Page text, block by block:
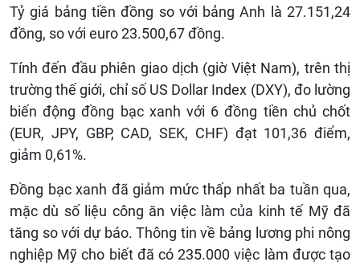
Tỷ giá bảng tiền đồng so với bảng Anh là 27.151,24
đồng, so với euro 23.500,67 đồng.
Tính đến đầu phiên giao dịch (giờ Việt Nam), trên thị
trường thế giới, chỉ số US Dollar Index (DXY), đo lường
biến động đồng bạc xanh với 6 đồng tiền chủ chốt
(EUR, JPY, GBP, CAD, SEK, CHF) đạt 101,36 điểm,
giảm 0,61%.
Đồng bạc xanh đã giảm mức thấp nhất ba tuần qua,
mặc dù số liệu công ăn việc làm của kinh tế Mỹ đã
tăng so với dự báo. Thông tin về bảng lương phi nông
nghiệp Mỹ cho biết đã có 235.000 việc làm được tạo